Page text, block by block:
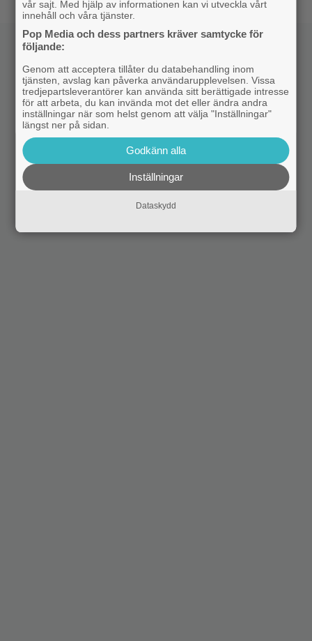
vår sajt. Med hjälp av informationen kan vi utveckla vårt
innehåll och våra tjänster.
Pop Media och dess partners kräver samtycke för
följande:
Genom att acceptera tillåter du databehandling inom
tjänsten, avslag kan påverka användarupplevelsen. Vissa
tredjepartsleverantörer kan använda sitt berättigade intresse
för att arbeta, du kan invända mot det eller ändra andra
inställningar när som helst genom att välja "Inställningar"
längst ner på sidan.
Godkänn alla
Inställningar
Dataskydd